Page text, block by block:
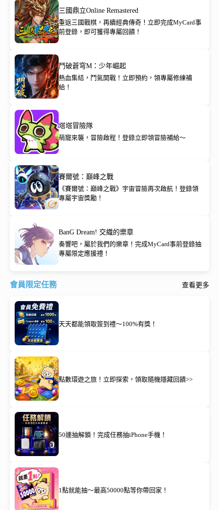
三國鼎立Online Remastered
重返三國戰棋，再續經典傳奇！立即完成MyCard事
前登錄，即可獲得專屬回饋！
鬥破蒼穹M：少年崛起
熱血集結，鬥氣開戰！立即預約，領專屬修練補
給！
塔塔冒險隊
萌寵來襲，冒險啟程！登錄立即領冒險補給～
賽爾號：巔峰之戰
《賽爾號：巔峰之戰》宇宙冒險再次啟航！登錄領
專屬宇宙獎勵！
BanG Dream! 交織的樂章
奏響吧，屬於我們的樂章！完成MyCard事前登錄抽
專屬限定應援禮！
會員限定任務 查看更多
天天都能領取簽到禮～100%有獎！
點數環遊之旅！立即探索，領取隨機隱藏回饋>>
50連抽解鎖！完成任務抽iPhone手機！
1點就能抽～最高50000點等你帶回家！